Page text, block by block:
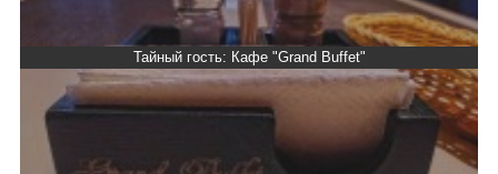
Тайный гость: Кафе "Grand Buffet"